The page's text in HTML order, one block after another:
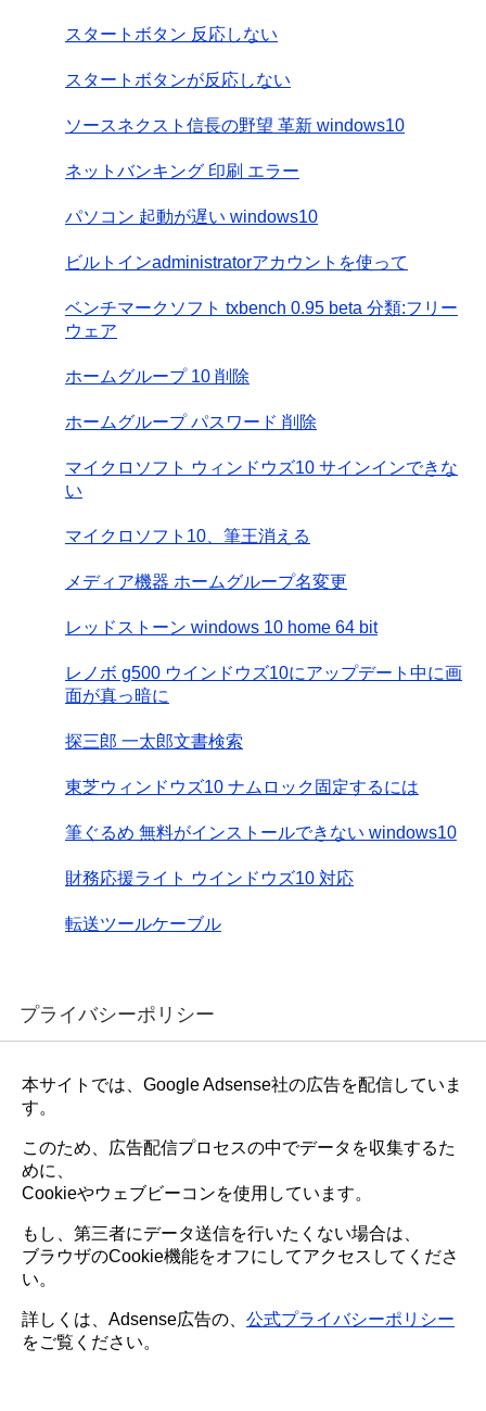
スタートボタン 反応しない
スタートボタンが反応しない
ソースネクスト信長の野望 革新 windows10
ネットバンキング 印刷 エラー
パソコン 起動が遅い windows10
ビルトインadministratorアカウントを使って
ベンチマークソフト txbench 0.95 beta 分類:フリー
ウェア
ホームグループ 10 削除
ホームグループ パスワード 削除
マイクロソフト ウィンドウズ10 サインインできな
い
マイクロソフト10、筆王消える
メディア機器 ホームグループ名変更
レッドストーン windows 10 home 64 bit
レノボ g500 ウインドウズ10にアップデート中に画
面が真っ暗に
探三郎 一太郎文書検索
東芝ウィンドウズ10 ナムロック固定するには
筆ぐるめ 無料がインストールできない windows10
財務応援ライト ウインドウズ10 対応
転送ツールケーブル
プライバシーポリシー
本サイトでは、Google Adsense社の広告を配信していま
す。
このため、広告配信プロセスの中でデータを収集するた
めに、
Cookieやウェブビーコンを使用しています。
もし、第三者にデータ送信を行いたくない場合は、
ブラウザのCookie機能をオフにしてアクセスしてくださ
い。
詳しくは、Adsense広告の、 公式プライバシーポリシー
をご覧ください。